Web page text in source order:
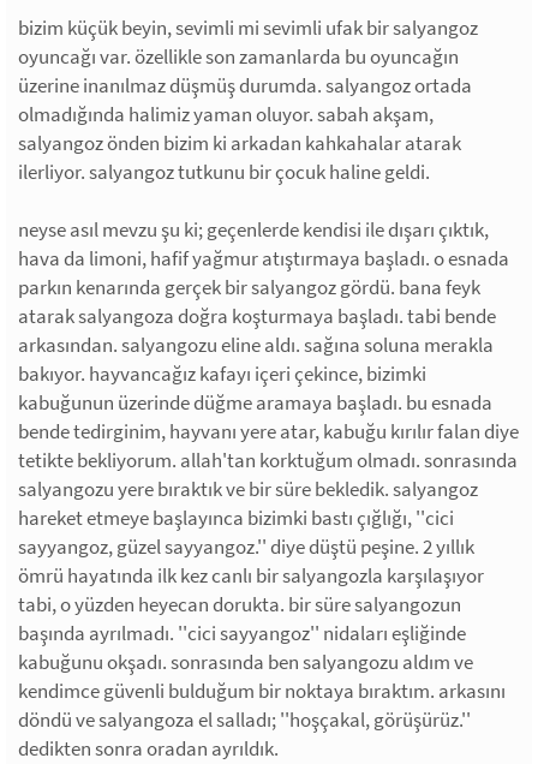
bizim küçük beyin, sevimli mi sevimli ufak bir salyangoz
oyuncağı var. özellikle son zamanlarda bu oyuncağın
üzerine inanılmaz düşmüş durumda. salyangoz ortada
olmadığında halimiz yaman oluyor. sabah akşam,
salyangoz önden bizim ki arkadan kahkahalar atarak
ilerliyor. salyangoz tutkunu bir çocuk haline geldi.
neyse asıl mevzu şu ki; geçenlerde kendisi ile dışarı çıktık,
hava da limoni, hafif yağmur atıştırmaya başladı. o esnada
parkın kenarında gerçek bir salyangoz gördü. bana feyk
atarak salyangoza doğra koşturmaya başladı. tabi bende
arkasından. salyangozu eline aldı. sağına soluna merakla
bakıyor. hayvancağız kafayı içeri çekince, bizimki
kabuğunun üzerinde düğme aramaya başladı. bu esnada
bende tedirginim, hayvanı yere atar, kabuğu kırılır falan diye
tetikte bekliyorum. allah'tan korktuğum olmadı. sonrasında
salyangozu yere bıraktık ve bir süre bekledik. salyangoz
hareket etmeye başlayınca bizimki bastı çığlığı, ''cici
sayyangoz, güzel sayyangoz.'' diye düştü peşine. 2 yıllık
ömrü hayatında ilk kez canlı bir salyangozla karşılaşıyor
tabi, o yüzden heyecan dorukta. bir süre salyangozun
başında ayrılmadı. ''cici sayyangoz'' nidaları eşliğinde
kabuğunu okşadı. sonrasında ben salyangozu aldım ve
kendimce güvenli bulduğum bir noktaya bıraktım. arkasını
döndü ve salyangoza el salladı; ''hoşçakal, görüşürüz.''
dedikten sonra oradan ayrıldık.